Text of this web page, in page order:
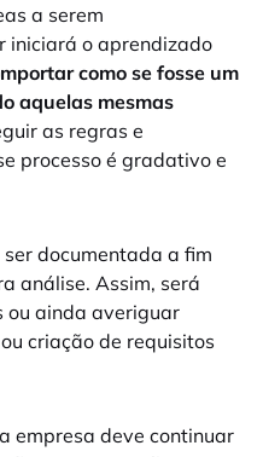
a serem
iniciará o aprendizado
como se fosse um
aquelas mesmas
as regras e
processo é gradativo e
documentada a fim
análise. Assim, será
ou ainda averiguar
criação de requisitos
empresa deve continuar